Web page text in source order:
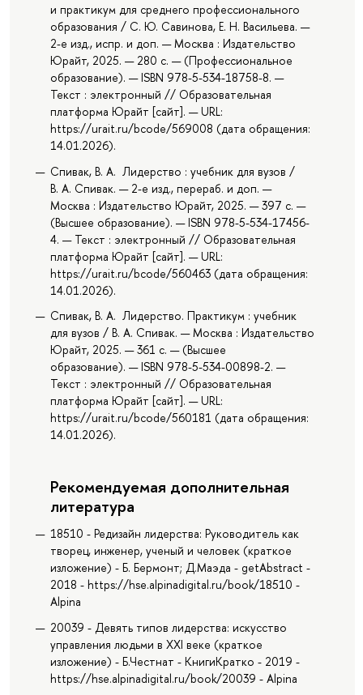
и практикум для среднего профессионального
образования / С. Ю. Савинова, Е. Н. Васильева. —
2-е изд., испр. и доп. — Москва : Издательство
Юрайт, 2025. — 280 с. — (Профессиональное
образование). — ISBN 978-5-534-18758-8. —
Текст : электронный // Образовательная
платформа Юрайт [сайт]. — URL:
https://urait.ru/bcode/569008 (дата обращения:
14.01.2026).
Спивак, В. А. Лидерство : учебник для вузов /
В. А. Спивак. — 2-е изд., перераб. и доп. —
Москва : Издательство Юрайт, 2025. — 397 с. —
(Высшее образование). — ISBN 978-5-534-17456-
4. — Текст : электронный // Образовательная
платформа Юрайт [сайт]. — URL:
https://urait.ru/bcode/560463 (дата обращения:
14.01.2026).
Спивак, В. А. Лидерство. Практикум : учебник
для вузов / В. А. Спивак. — Москва : Издательство
Юрайт, 2025. — 361 с. — (Высшее
образование). — ISBN 978-5-534-00898-2. —
Текст : электронный // Образовательная
платформа Юрайт [сайт]. — URL:
https://urait.ru/bcode/560181 (дата обращения:
14.01.2026).
Рекомендуемая дополнительная
литература
18510 - Редизайн лидерства: Руководитель как
творец, инженер, ученый и человек (краткое
изложение) - Б. Бермонт; Д.Маэда - getAbstract -
2018 - https://hse.alpinadigital.ru/book/18510 -
Alpina
20039 - Девять типов лидерства: искусство
управления людьми в XXI веке (краткое
изложение) - Б.Честнат - КнигиКратко - 2019 -
https://hse.alpinadigital.ru/book/20039 - Alpina